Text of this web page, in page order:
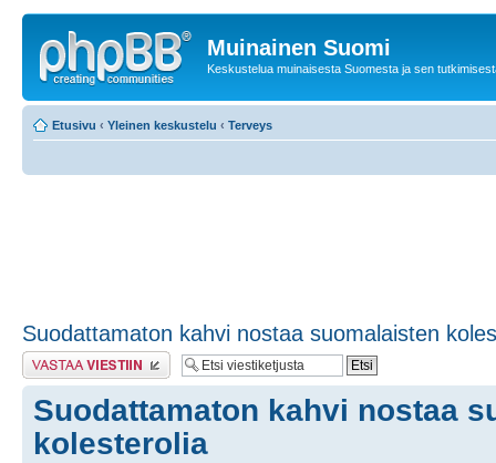
Muinainen Suomi
Keskustelua muinaisesta Suomesta ja sen
Etusivu ‹ Yleinen keskustelu ‹ Terveys
Suodattamaton kahvi nostaa suomalaisten
Lähetä vastaus
Suodattamaton kahvi nostaa
kolesterolia